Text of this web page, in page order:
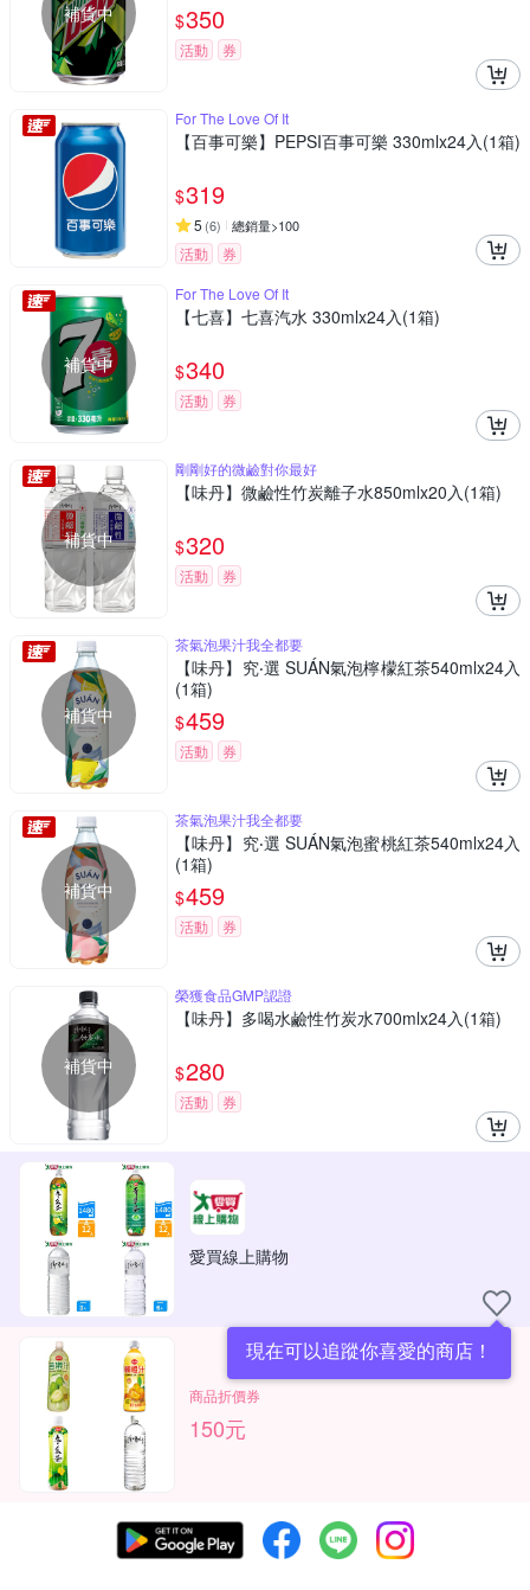
補貨中 $350
活動 券
For The Love Of It
【百事可樂】PEPSI百事可樂 330mlx24入(1箱)
$319
5 (6) 總銷量>100
活動 券
補貨中
For The Love Of It
【七喜】七喜汽水 330mlx24入(1箱)
$340
活動 券
補貨中
剛剛好的微鹼對你最好
【味丹】微鹼性竹炭離子水850mlx20入(1箱)
$320
活動 券
補貨中
茶氣泡果汁我全都要
【味丹】究‧選 SUÁN氣泡檸檬紅茶540mlx24入
(1箱)
$459
活動 券
補貨中
茶氣泡果汁我全都要
【味丹】究‧選 SUÁN氣泡蜜桃紅茶540mlx24入
(1箱)
$459
活動 券
補貨中
榮獲食品GMP認證
【味丹】多喝水鹼性竹炭水700mlx24入(1箱)
$280
活動 券
愛買線上購物
現在可以追蹤你喜愛的商店！
商品折價券
150元